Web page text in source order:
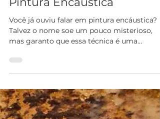
Tudo Sobre as Técnicas de
Pintura Encáustica
Você já ouviu falar em pintura encáustica?
Talvez o nome soe um pouco misterioso,